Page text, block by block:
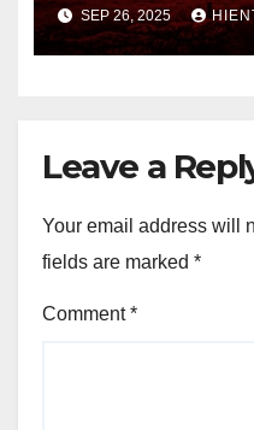
SEP 26, 2025
Leave a
Your email address will
fields are marked *
Comment*